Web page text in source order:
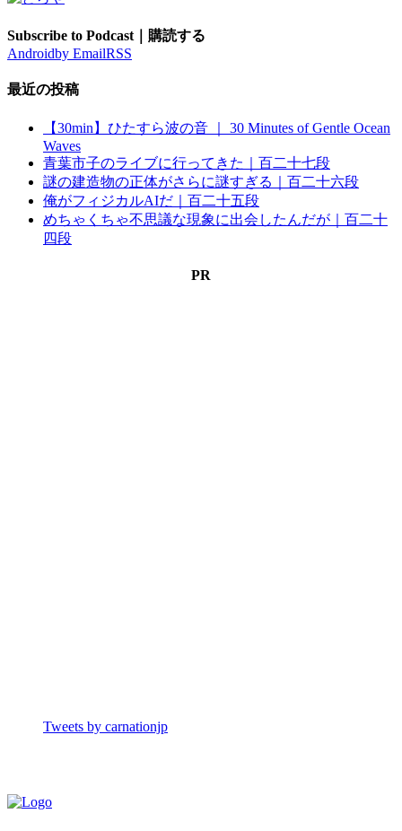
Subscribe to Podcast｜購読する
Androidby EmailRSS
最近の投稿
【30min】ひたすら波の音 ｜ 30 Minutes of Gentle Ocean
Waves
青葉市子のライブに行ってきた｜百二十七段
謎の建造物の正体がさらに謎すぎる｜百二十六段
俺がフィジカルAIだ｜百二十五段
めちゃくちゃ不思議な現象に出会したんだが｜百二十
四段
PR
Tweets by carnationjp